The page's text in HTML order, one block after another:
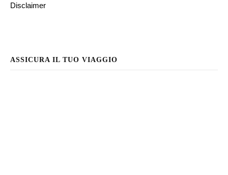
Disclaimer
ASSICURA IL TUO VIAGGIO